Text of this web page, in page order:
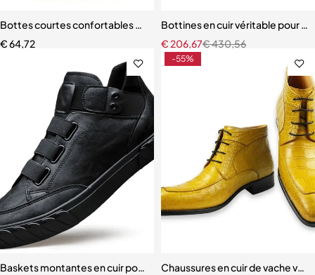
Bottes courtes confortables à enfiler pour femmes, talons hauts
€64,72
Bottines en cuir véritable pour
€430,56
€206,67
Baskets montantes en cuir pour hommes
-55%
Chaussures en cuir de vache